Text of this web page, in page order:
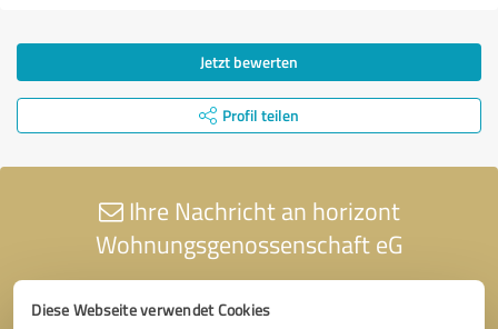
Diese Webseite verwendet Cookies
Jetzt bewerten
Profil teilen
Ihre Nachricht an horizont
Wohnungsgenossenschaft eG